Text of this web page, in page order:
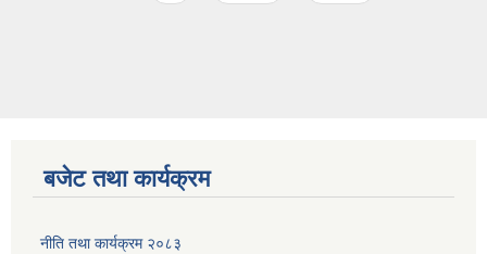
बजेट तथा कार्यक्रम
नीति तथा कार्यक्रम २०८३